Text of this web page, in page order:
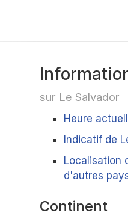
sur Le Salvador
Heure
Indicatif de
Localisation
d'autres
Continent